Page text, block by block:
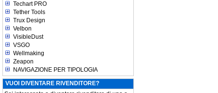
Techart PRO
Tether Tools
Trux Design
Velbon
VisibleDust
VSGO
Wellmaking
Zeapon
NAVIGAZIONE PER TIPOLOGIA
VUOI DIVENTARE RIVENDITORE?